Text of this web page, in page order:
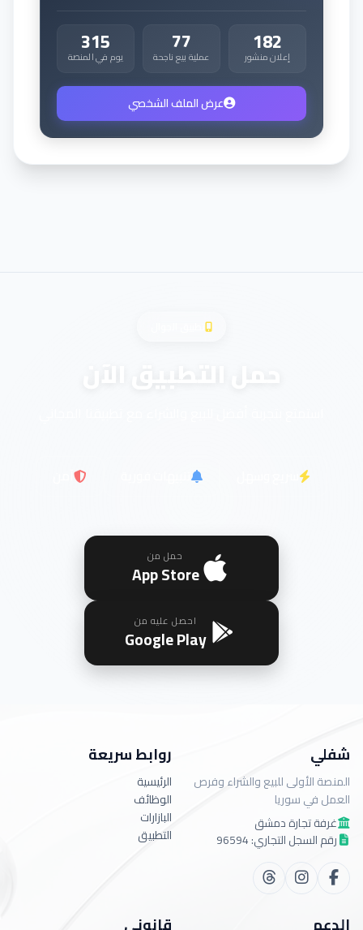
182
إعلان منشور 77
عملية بيع ناجحة 315
يوم في المنصة
عرض الملف الشخصي
حمل التطبيق الآن
حمل من
App Store
احصل عليه من
Google Play
شفلي
المنصة الأولى للبيع والشراء وفرص
العمل في سوريا
غرفة تجارة دمشق
رقم السجل التجاري: 96594
روابط سريعة
الرئيسية
الوظائف
البازارات
التطبيق
الدعم قانوني